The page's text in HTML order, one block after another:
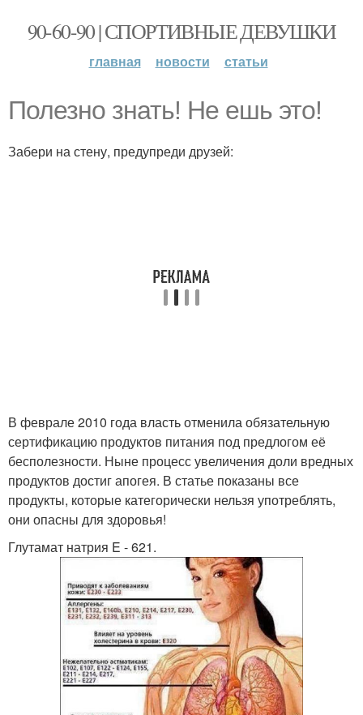
90-60-90 | СПОРТИВНЫЕ ДЕВУШКИ
главная новости статьи
Полезно знать! Не ешь это!
Забери на стену, предупреди друзей:
В феврале 2010 года власть отменила обязательную
сертификацию продуктов питания под предлогом её
бесполезности. Ныне процесс увеличения доли вредных
продуктов достиг апогея. В статье показаны все
продукты, которые категорически нельзя употреблять,
они опасны для здоровья!
Глутамат натрия E - 621.